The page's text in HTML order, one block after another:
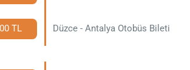
TL Düzce - Antalya Otobüs Bileti